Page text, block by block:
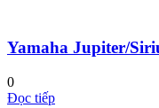
Yamaha Jupiter/
0
Đọc tiếp